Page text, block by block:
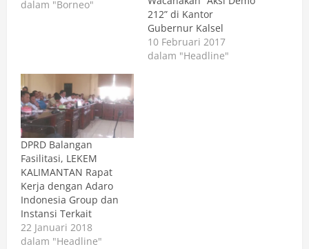
dalam "Borneo"
212” di Kantor
Gubernur Kalsel
10 Februari 2017
dalam "Headline"
DPRD Balangan
Fasilitasi, LEKEM
KALIMANTAN Rapat
Kerja dengan Adaro
Indonesia Group dan
Instansi Terkait
22 Januari 2018
dalam "Headline"